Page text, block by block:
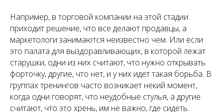
Например, в торговой компании на этой стадии
приходит решение, что все делают продавцы, а
маркетологи занимаются неизвестно чем. Или если
это палата для выздоравливающих, в которой лежат
старушки, одни из них считают, что нужно открывать
форточку, другие, что нет, и у них идет такая борьба. В
группах тренингов часто возникает некий момент,
когда одни говорят, что неудобные стулья, а другие
считают, что это хрень, им не важно, где сидеть.